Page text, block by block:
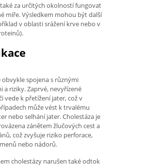
za určitých okolností fungovat
míře. Výsledkem mohou být další
v oblasti srážení krve nebo v
obvykle spojena s různými
a riziky. Zaprvé, nevyřízené
vede k přetížení jater, což v
může vést k trvalému
nebo selhání jater. Cholestáza je
zánětem žlučových cest a
což zvyšuje riziko perforace,
nebo nádorů.
cholestázy narušen také odtok